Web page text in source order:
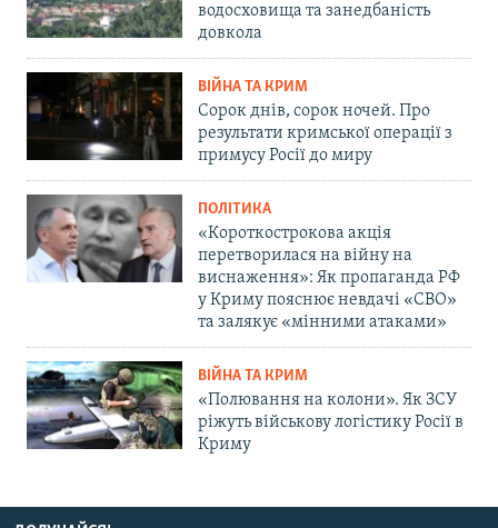
водосховища та занедбаність
довкола
ВІЙНА ТА КРИМ
Сорок днів, сорок ночей. Про
результати кримської операції з
примусу Росії до миру
ПОЛІТИКА
«Короткострокова акція
перетворилася на війну на
виснаження»: Як пропаганда РФ
у Криму пояснює невдачі «СВО»
та залякує «мінними атаками»
ВІЙНА ТА КРИМ
«Полювання на колони». Як ЗСУ
ріжуть військову логістику Росії в
Криму